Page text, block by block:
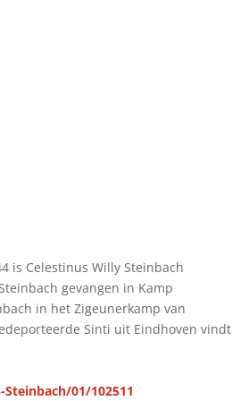
is Celestinus Willy Steinbach
gevangen in Kamp
in het Zigeunerkamp van
Sinti uit Eindhoven vindt
01/102511